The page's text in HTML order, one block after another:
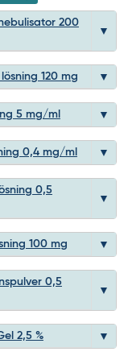
200
120 mg
5 mg/ml
0,4 mg/ml
0,5
100 mg
0,5
2,5 %